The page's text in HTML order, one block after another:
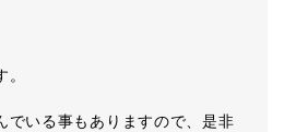
でいる事もありますので、是非